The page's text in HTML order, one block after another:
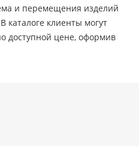
и перемещения изделий
каталоге клиенты могут
доступной цене, оформив